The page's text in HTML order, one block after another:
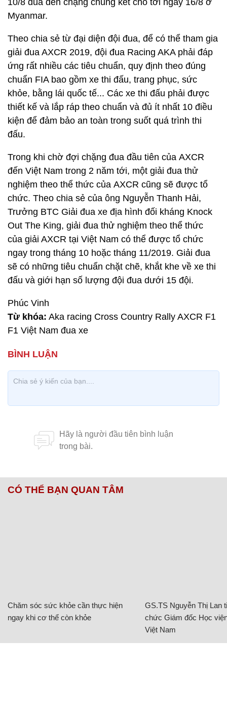
10/8 đua đến chặng chung kết cho tới ngày 16/8 ở
Myanmar.
Theo chia sẻ từ đại diện đội đua, để có thể tham gia
giải đua AXCR 2019, đội đua Racing AKA phải đáp
ứng rất nhiều các tiêu chuẩn, quy định theo đúng
chuẩn FIA bao gồm xe thi đấu, trang phục, sức
khỏe, bằng lái quốc tế... Các xe thi đấu phải được
thiết kế và lắp ráp theo chuẩn và đủ ít nhất 10 điều
kiện để đảm bảo an toàn trong suốt quá trình thi
đấu.
Trong khi chờ đợi chặng đua đầu tiên của AXCR
đến Việt Nam trong 2 năm tới, một giải đua thử
nghiệm theo thể thức của AXCR cũng sẽ được tổ
chức. Theo chia sẻ của ông Nguyễn Thanh Hải,
Trưởng BTC Giải đua xe địa hình đối kháng Knock
Out The King, giải đua thử nghiệm theo thể thức
của giải AXCR tại Việt Nam có thể được tổ chức
ngay trong tháng 10 hoặc tháng 11/2019. Giải đua
sẽ có những tiêu chuẩn chặt chẽ, khắt khe về xe thi
đấu và giới hạn số lượng đội đua dưới 15 đội.
Phúc Vinh
Từ khóa: Aka racing Cross Country Rally AXCR F1
F1 Việt Nam đua xe
CÓ THỂ BẠN QUAN TÂM
Chăm sóc sức khỏe cần thực hiện
ngay khi cơ thể còn khỏe
GS.TS Nguyễn Thị Lan
chức Giám đốc Học
Việt Nam